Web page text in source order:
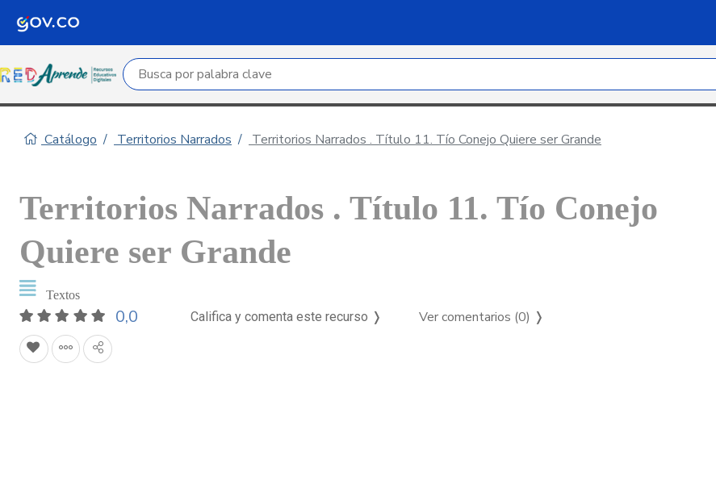
Campo de búsqueda por palabra clave
Catálogo Territorios Narrados Territorios Narrados . Título 11. Tío Conejo Quiere ser Grande
Territorios Narrados . Título 11. Tío Conejo
Quiere ser Grande
Textos
0,0 Califica y comenta este recurso ❭ Ver comentarios (0) ❭